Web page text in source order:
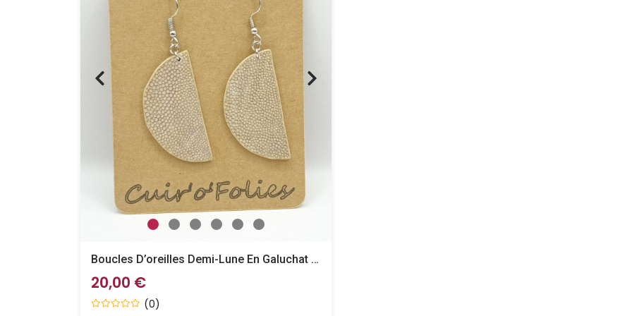
Boucles D’oreilles Demi-Lune En Galuchat Grège
20,00 €
(0)